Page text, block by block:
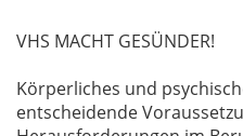
VHS MACHT GESÜNDER!
Körperliches und
entscheidende